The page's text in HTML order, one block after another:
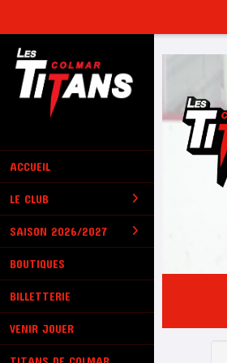
ACCUEIL
LE CLUB
SAISON 2026/2027
BOUTIQUES
BILLETTERIE
VENIR JOUER